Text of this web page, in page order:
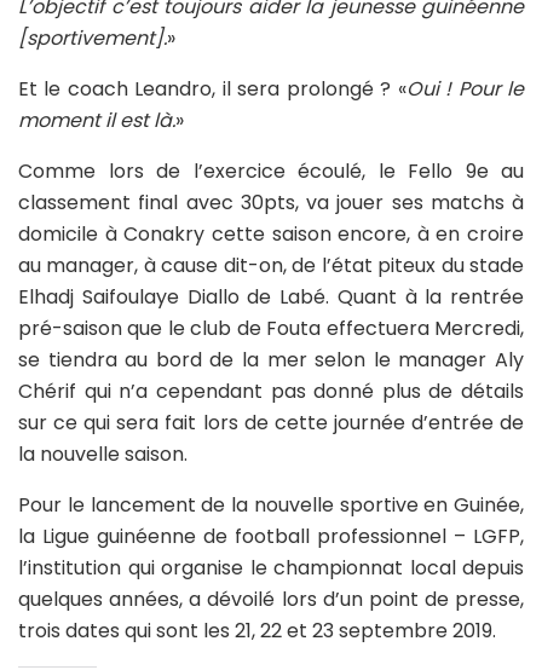
L’objectif c’est toujours aider la jeunesse guinéenne
[sportivement].»
Et le coach Leandro, il sera prolongé ? «Oui ! Pour le
moment il est là.»
Comme lors de l’exercice écoulé, le Fello 9e au
classement final avec 30pts, va jouer ses matchs à
domicile à Conakry cette saison encore, à en croire
au manager, à cause dit-on, de l’état piteux du stade
Elhadj Saifoulaye Diallo de Labé. Quant à la rentrée
pré-saison que le club de Fouta effectuera Mercredi,
se tiendra au bord de la mer selon le manager Aly
Chérif qui n’a cependant pas donné plus de détails
sur ce qui sera fait lors de cette journée d’entrée de
la nouvelle saison.
Pour le lancement de la nouvelle sportive en Guinée,
la Ligue guinéenne de football professionnel – LGFP,
l’institution qui organise le championnat local depuis
quelques années, a dévoilé lors d’un point de presse,
trois dates qui sont les 21, 22 et 23 septembre 2019.